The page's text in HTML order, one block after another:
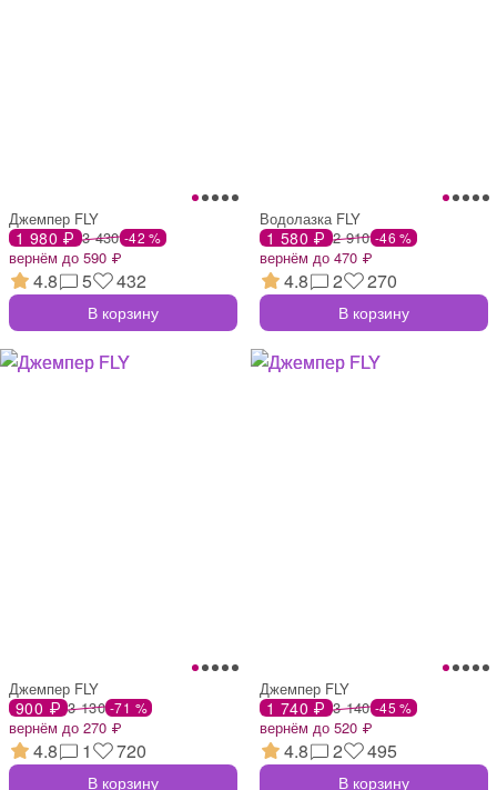
Джемпер FLY
1 980 ₽ 3 430 -42 %
вернём до 590 ₽
4.8 5 432
В корзину
Водолазка FLY
1 580 ₽ 2 910 -46 %
вернём до 470 ₽
4.8 2 270
В корзину
Джемпер FLY
900 ₽ 3 130 -71 %
вернём до 270 ₽
4.8 1 720
В корзину
Джемпер FLY
1 740 ₽ 3 140 -45 %
вернём до 520 ₽
4.8 2 495
В корзину